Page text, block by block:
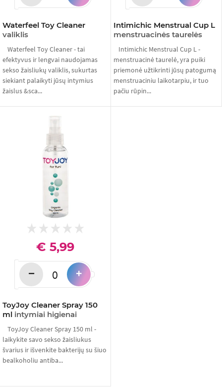
Waterfeel Toy Cleaner
valiklis
Waterfeel Toy Cleaner - tai
efektyvus ir lengvai naudojamas
sekso žaisliukų valiklis, sukurtas
siekiant palaikyti jūsų intymius
žaislus &sca...
Intimichic Menstrual Cup L
menstruacinės taurelės
Intimichic Menstrual Cup L -
menstruacinė taurelė, yra puiki
priemonė užtikrinti jūsų patogumą
menstruaciniu laikotarpiu, ir tuo
pačiu rūpin...
ToyJoy Cleaner Spray 150
ml intymiai higienai
€ 5,99
− +
ToyJoy Cleaner Spray 150 ml -
laikykite savo sekso žaisliukus
švarius ir išvenkite bakterijų su šiuo
bealkoholiu antiba...